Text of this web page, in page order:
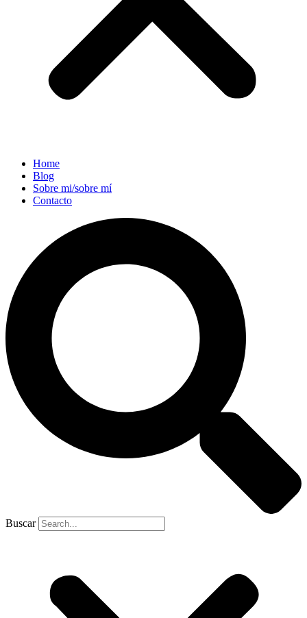
Home
Blog
Sobre mi/sobre mí
Contacto
Buscar